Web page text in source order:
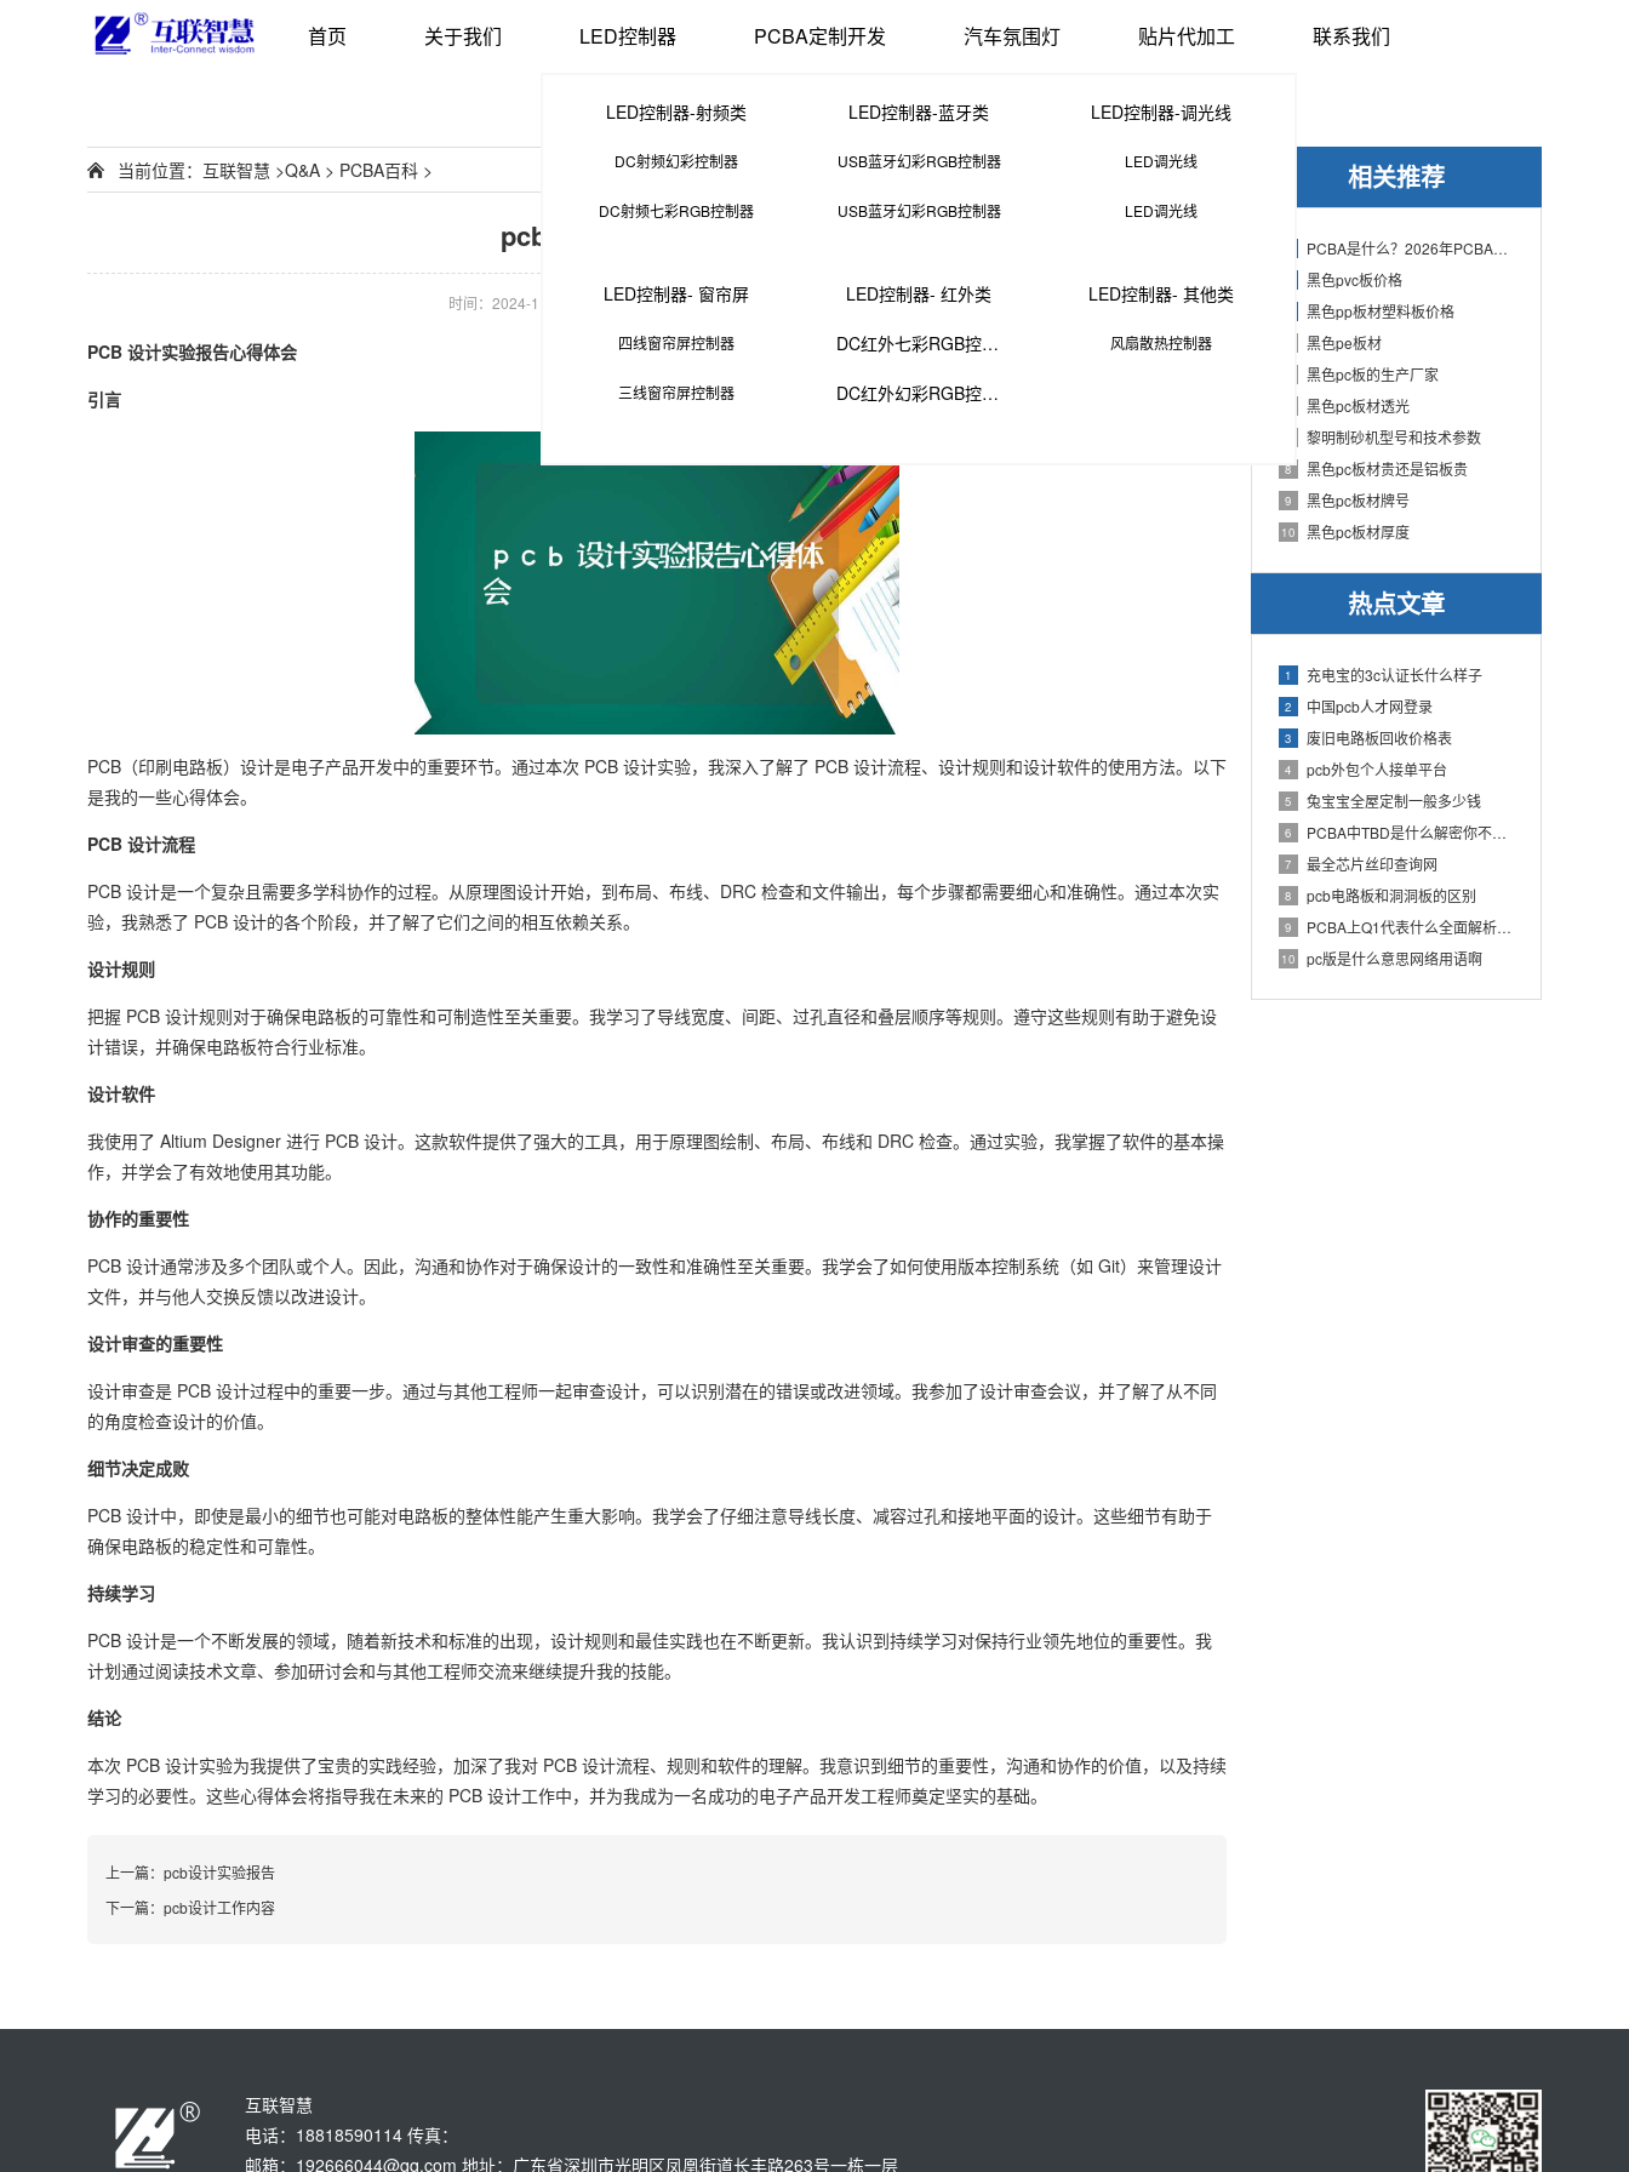
首页 关于我们 LED控制器
LED控制器-射频类
DC射频幻彩控制器
DC射频七彩RGB控制器
LED控制器-蓝牙类
USB蓝牙幻彩RGB控制器
USB蓝牙幻彩RGB控制器
LED控制器-调光线
LED调光线
LED调光线
LED控制器- 窗帘屏
四线窗帘屏控制器
三线窗帘屏控制器
LED控制器- 红外类
DC红外七彩RGB控制器
DC红外幻彩RGB控制器
LED控制器- 其他类
风扇散热控制器
PCBA定制开发 汽车氛围灯 贴片代加工 联系我们
相关推荐
PCBA是什么？2026年PCBA制造与代工指南：专业方案、流程与应用
黑色pvc板价格
黑色pp板材塑料板价格
黑色pe板材
黑色pc板的生产厂家
黑色pc板材透光
黎明制砂机型号和技术参数
8 黑色pc板材贵还是铝板贵
9 黑色pc板材牌号
10 黑色pc板材厚度
热点文章
1 充电宝的3c认证长什么样子
2 中国pcb人才网登录
3 废旧电路板回收价格表
4 pcb外包个人接单平台
5 兔宝宝全屋定制一般多少钱
6 PCBA中TBD是什么解密你不知道的电子行业术语
7 最全芯片丝印查询网
8 pcb电路板和洞洞板的区别
9 PCBA上Q1代表什么全面解析PCB电路板中Q1的作用
10 pc版是什么意思网络用语啊
当前位置： 互联智慧 >Q&A > PCBA百科 >
pcb设计实验报告心得体会
时间：2024-11-14 12:36:49 来源：PCBA 次
PCB 设计实验报告心得体会
引言
PCB（印刷电路板）设计是电子产品开发中的重要环节。通过本次 PCB 设计实验，我深入了解了 PCB 设计流程、设计规则和设计软件的使用方法。以下
是我的一些心得体会。
PCB 设计流程
PCB 设计是一个复杂且需要多学科协作的过程。从原理图设计开始，到布局、布线、DRC 检查和文件输出，每个步骤都需要细心和准确性。通过本次实
验，我熟悉了 PCB 设计的各个阶段，并了解了它们之间的相互依赖关系。
设计规则
把握 PCB 设计规则对于确保电路板的可靠性和可制造性至关重要。我学习了导线宽度、间距、过孔直径和叠层顺序等规则。遵守这些规则有助于避免设
计错误，并确保电路板符合行业标准。
设计软件
我使用了 Altium Designer 进行 PCB 设计。这款软件提供了强大的工具，用于原理图绘制、布局、布线和 DRC 检查。通过实验，我掌握了软件的基本操
作，并学会了有效地使用其功能。
协作的重要性
PCB 设计通常涉及多个团队或个人。因此，沟通和协作对于确保设计的一致性和准确性至关重要。我学会了如何使用版本控制系统（如 Git）来管理设计
文件，并与他人交换反馈以改进设计。
设计审查的重要性
设计审查是 PCB 设计过程中的重要一步。通过与其他工程师一起审查设计，可以识别潜在的错误或改进领域。我参加了设计审查会议，并了解了从不同
的角度检查设计的价值。
细节决定成败
PCB 设计中，即使是最小的细节也可能对电路板的整体性能产生重大影响。我学会了仔细注意导线长度、减容过孔和接地平面的设计。这些细节有助于
确保电路板的稳定性和可靠性。
持续学习
PCB 设计是一个不断发展的领域，随着新技术和标准的出现，设计规则和最佳实践也在不断更新。我认识到持续学习对保持行业领先地位的重要性。我
计划通过阅读技术文章、参加研讨会和与其他工程师交流来继续提升我的技能。
结论
本次 PCB 设计实验为我提供了宝贵的实践经验，加深了我对 PCB 设计流程、规则和软件的理解。我意识到细节的重要性，沟通和协作的价值，以及持续
学习的必要性。这些心得体会将指导我在未来的 PCB 设计工作中，并为我成为一名成功的电子产品开发工程师奠定坚实的基础。
上一篇： pcb设计实验报告
下一篇： pcb设计工作内容
互联智慧
电话：18818590114 传真：
邮箱：192666044@qq.com 地址：广东省深圳市光明区凤凰街道长丰路263号一栋一层